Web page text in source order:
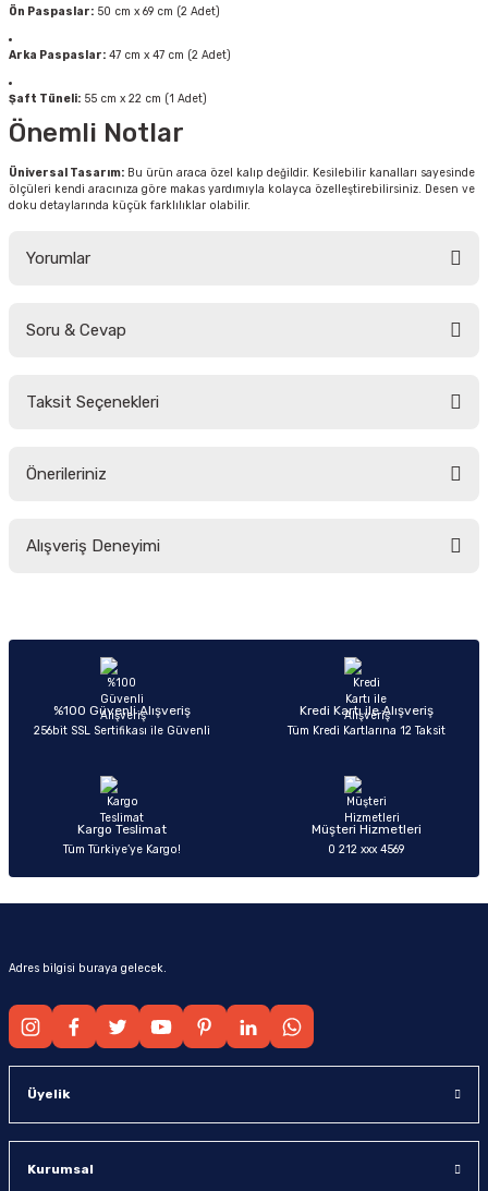
Ön Paspaslar: 50 cm x 69 cm (2 Adet)
Arka Paspaslar: 47 cm x 47 cm (2 Adet)
Şaft Tüneli: 55 cm x 22 cm (1 Adet)
Önemli Notlar
Üniversal Tasarım: Bu ürün araca özel kalıp değildir. Kesilebilir kanalları sayesinde
ölçüleri kendi aracınıza göre makas yardımıyla kolayca özelleştirebilirsiniz. Desen ve
doku detaylarında küçük farklılıklar olabilir.
Yorumlar
Soru & Cevap
Taksit Seçenekleri
Önerileriniz
yetersiz gördüğünüz noktaları öneri formunu kullanarak tarafımıza
Ürün açıklamasında eksik bilgiler bulunuyor.
Ürün bilgilerinde hatalar bulunuyor.
Ürün fiyatı diğer sitelerden daha pahalı.
Alışveriş Deneyimi
Sitemize ilk yorumu siz yapın!
%100 Güvenli Alışveriş
256bit SSL Sertifikası ile Güvenli
Kredi Kartı ile Alışveriş
Tüm Kredi Kartlarına 12 Taksit
Kargo Teslimat
Tüm Türkiye’ye Kargo!
Müşteri Hizmetleri
0 212 xxx 4569
Adres bilgisi buraya gelecek.
Üyelik
Kurumsal